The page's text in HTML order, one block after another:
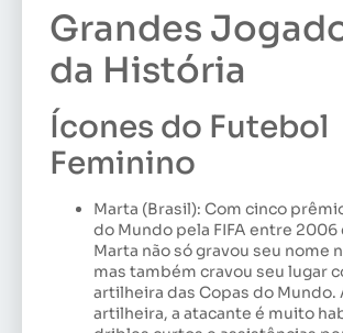
Grandes
da História
Ícones do Futebol
Feminino
Marta (Brasil): Com cinco
do Mundo pela FIFA entre 2006
Marta não só gravou seu nome
mas também cravou seu lugar
artilheira das Copas do Mundo.
artilheira, a atacante é muito